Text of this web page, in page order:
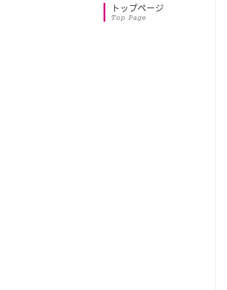
トップページ
Top Page